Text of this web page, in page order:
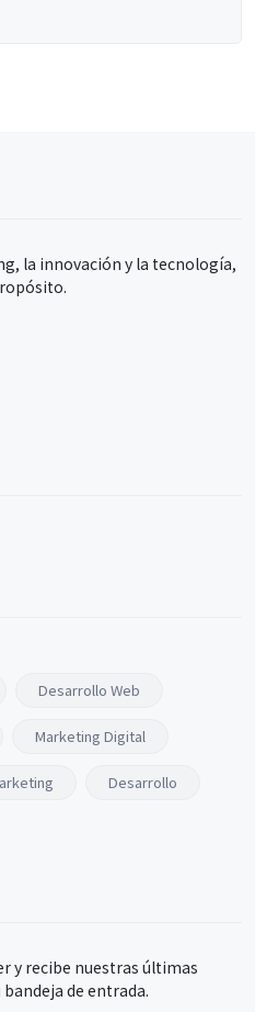
la innovación y la tecnología,
Desarrollo Web
Marketing Digital
Desarrollo
y recibe nuestras últimas
de entrada.